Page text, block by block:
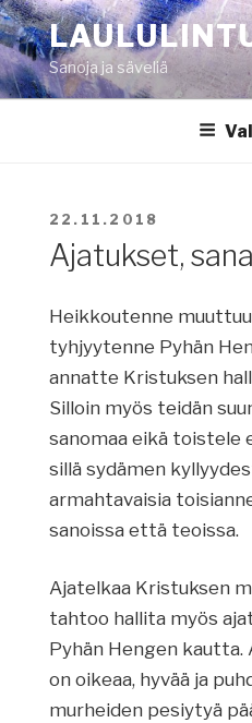
Siirry
sisältöön
Sanoja ja säveliä
JULKAISTU
22.11.2018
Ajatukset,
Heikkoutenne
tyhjyytenne Pyhän
annatte Kristuksen
Silloin myös teidän
sanomaa eikä toistele
sillä sydämen
armahtavaisia
sanoissa että teoissa.
Ajatelkaa Kristuksen
tahtoo hallita myös
Pyhän Hengen kautta.
on oikeaa, hyvää ja
murheiden pesiytyä